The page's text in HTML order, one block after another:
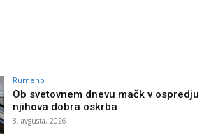
Rumeno
Ob svetovnem dnevu mačk v ospredju
njihova dobra oskrba
8. avgusta, 2026